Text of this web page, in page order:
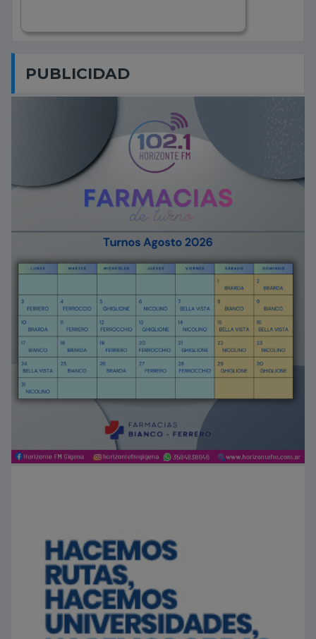
PUBLICIDAD